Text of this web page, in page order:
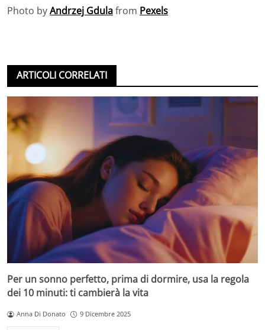
Photo byAndrzej Gdulafrom Pexels
ARTICOLI CORRELATI
Per un sonno perfetto, prima di dormire, usa la regola
dei 10 minuti: ti cambierà la vita
Anna Di Donato 9 Dicembre 2025